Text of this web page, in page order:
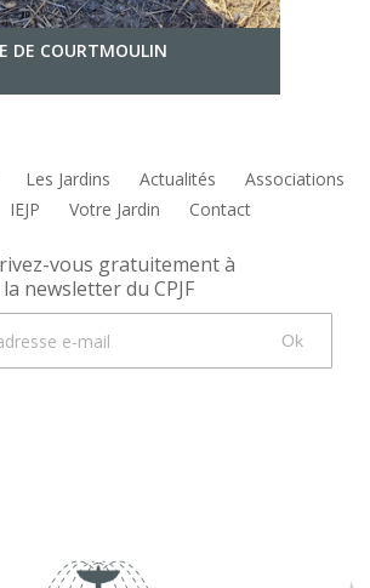
DE COURTMOULIN
Les Jardins Actualités
Associations
IEJP Votre Jardin Contact
vous gratuitement à
la newsletter du CPJF
Ok